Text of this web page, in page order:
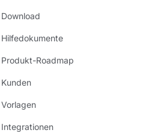
Download
Hilfedokumente
Produkt-Roadmap
Kunden
Vorlagen
Integrationen